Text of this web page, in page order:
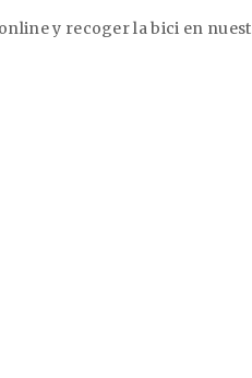
y recoger la bici en